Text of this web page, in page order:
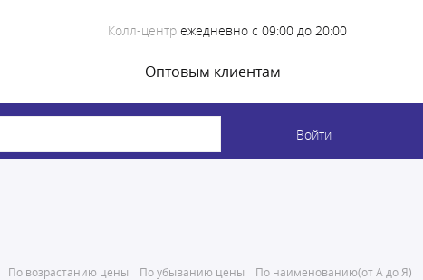
Колл-центр ежедневно с 09:00 до 20:00
Оптовым клиентам
Войти
По возрастанию цены По убыванию цены По наименованию(от А до Я)